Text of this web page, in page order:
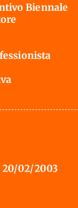
Biennale
20/02/2003